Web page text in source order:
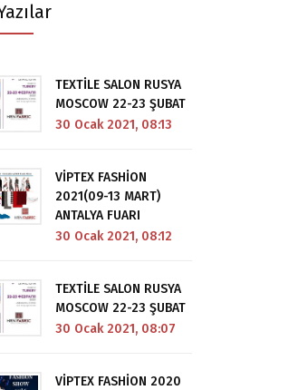
TEXTİLE SALON RUSYA
MOSCOW 22-23 ŞUBAT
30 Ocak 2021, 08:13
VİPTEX FASHİON
2021(09-13 MART)
ANTALYA FUARI
30 Ocak 2021, 08:12
TEXTİLE SALON RUSYA
MOSCOW 22-23 ŞUBAT
30 Ocak 2021, 08:07
VİPTEX FASHİON 2020